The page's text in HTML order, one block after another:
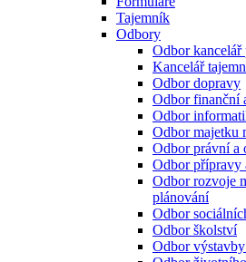
Tajemník
Odbory
Odbor kancelář
Kancelář
Odbor dopravy
Odbor finanční
Odbor
Odbor majetku
Odbor právní a
Odbor přípravy
Odbor rozvoje
plánování
Odbor
Odbor školství
Odbor